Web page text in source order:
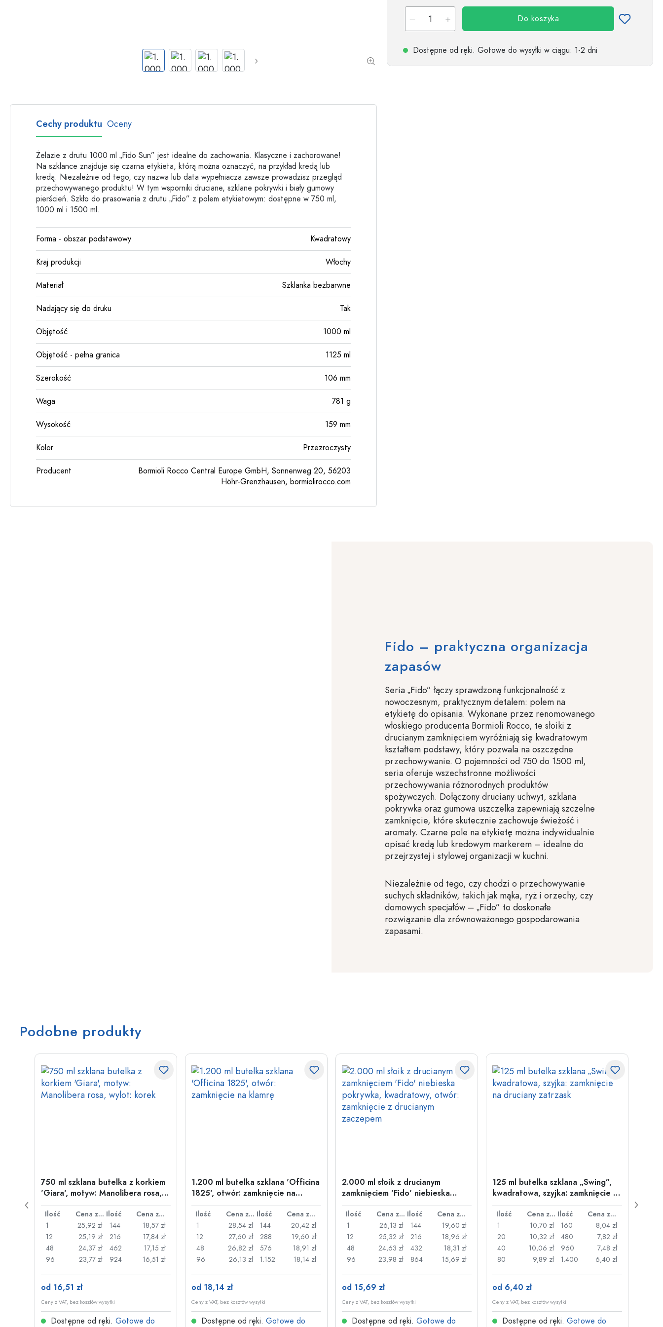
Przykładowa reprezentacja
Do koszyka
Dostępne od ręki. Gotowe do wysyłki w ciągu: 1-2 dni
Cechy produktu Oceny
Żelazie z drutu 1000 ml „Fido Sun” jest idealne do zachowania. Klasyczne i zachorowane!
Na szklance znajduje się czarna etykieta, którą można oznaczyć, na przykład kredą lub
kredą. Niezależnie od tego, czy nazwa lub data wypełniacza zawsze prowadzisz przegląd
przechowywanego produktu! W tym wsporniki druciane, szklane pokrywki i biały gumowy
pierścień. Szkło do prasowania z drutu „Fido” z polem etykietowym: dostępne w 750 ml,
1000 ml i 1500 ml.
Forma - obszar podstawowy Kwadratowy
Kraj produkcji Włochy
Materiał Szklanka bezbarwne
Nadający się do druku Tak
Objętość 1000 ml
Objętość - pełna granica 1125 ml
Szerokość 106 mm
Waga 781 g
Wysokość 159 mm
Kolor Przezroczysty
Producent
Bormioli Rocco Central Europe GmbH, Sonnenweg 20, 56203
Höhr-Grenzhausen, bormiolirocco.com
Fido – praktyczna organizacja
zapasów
Seria „Fido” łączy sprawdzoną funkcjonalność z
nowoczesnym, praktycznym detalem: polem na
etykietę do opisania. Wykonane przez renomowanego
włoskiego producenta Bormioli Rocco, te słoiki z
drucianym zamknięciem wyróżniają się kwadratowym
kształtem podstawy, który pozwala na oszczędne
przechowywanie. O pojemności od 750 do 1500 ml,
seria oferuje wszechstronne możliwości
przechowywania różnorodnych produktów
spożywczych. Dołączony druciany uchwyt, szklana
pokrywka oraz gumowa uszczelka zapewniają szczelne
zamknięcie, które skutecznie zachowuje świeżość i
aromaty. Czarne pole na etykietę można indywidualnie
opisać kredą lub kredowym markerem – idealne do
przejrzystej i stylowej organizacji w kuchni.
Niezależnie od tego, czy chodzi o przechowywanie
suchych składników, takich jak mąka, ryż i orzechy, czy
domowych specjałów – „Fido” to doskonałe
rozwiązanie dla zrównoważonego gospodarowania
zapasami.
Podobne produkty
750 ml szklana butelka z korkiem
'Giara', motyw: Manolibera rosa,
wylot: korek
Ilość Cena za sztukę Ilość
Cena za sztukę
1
25,92 zł
12
25,19 zł
48
24,37 zł
96
23,77 zł
144
18,57 zł
216
17,84 zł
462
17,15 zł
924
16,51 zł
od 16,51 zł
Ceny z VAT, bez kosztów wysyłki
Dostępne od ręki. Gotowe do
1.200 ml butelka szklana 'Officina
1825', otwór: zamknięcie na
klamrę
Ilość Cena za sztukę Ilość
Cena za sztukę
1
28,54 zł
12
27,60 zł
48
26,82 zł
96
26,13 zł
144
20,42 zł
288
19,60 zł
576
18,91 zł
1.152
18,14 zł
od 18,14 zł
Ceny z VAT, bez kosztów wysyłki
Dostępne od ręki. Gotowe do
2.000 ml słoik z drucianym
zamknięciem 'Fido' niebieska
pokrywka, kwadratowy, otwór:
zamknięcie z drucianym zaczepem
Ilość Cena za sztukę Ilość
Cena za sztukę
1
26,13 zł
12
25,32 zł
48
24,63 zł
96
23,98 zł
144
19,60 zł
216
18,96 zł
432
18,31 zł
864
15,69 zł
od 15,69 zł
Ceny z VAT, bez kosztów wysyłki
Dostępne od ręki. Gotowe do
125 ml butelka szklana „Swing”,
kwadratowa, szyjka: zamknięcie na
druciany zatrzask
Ilość Cena za sztukę Ilość
Cena za sztukę
1
10,70 zł
20
10,32 zł
40
10,06 zł
80
9,89 zł
160
8,04 zł
480
7,82 zł
960
7,48 zł
1.400
6,40 zł
od 6,40 zł
Ceny z VAT, bez kosztów wysyłki
Dostępne od ręki. Gotowe do